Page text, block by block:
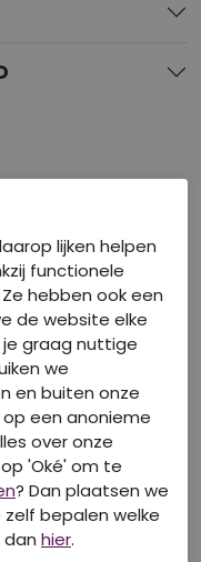
60% korting
Reinart LICHT BRUIN
korte mouw
lijken helpen
functionele
hebben ook een
de website elke
graag nuttige
we
en buiten onze
een anonieme
over onze
'Oké' om te
? Dan plaatsen we
bepalen welke
dan hier.